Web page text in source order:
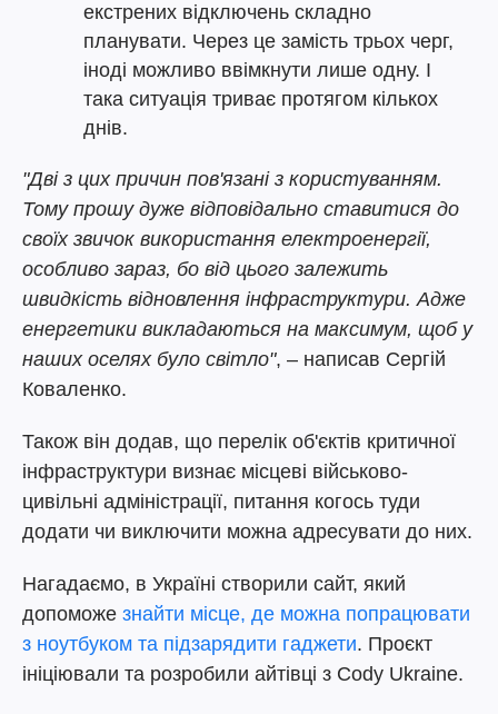
екстрених відключень складно
планувати. Через це замість трьох черг,
іноді можливо ввімкнути лише одну. І
така ситуація триває протягом кількох
днів.
"Дві з цих причин пов'язані з користуванням.
Тому прошу дуже відповідально ставитися до
своїх звичок використання електроенергії,
особливо зараз, бо від цього залежить
швидкість відновлення інфраструктури. Адже
енергетики викладаються на максимум, щоб у
наших оселях було світло", – написав Сергій
Коваленко.
Також він додав, що перелік об'єктів критичної
інфраструктури визнає місцеві військово-
цивільні адміністрації, питання когось туди
додати чи виключити можна адресувати до них.
Нагадаємо, в Україні створили сайт, який
допоможе знайти місце, де можна попрацювати
з ноутбуком та підзарядити гаджети. Проєкт
ініціювали та розробили айтівці з Cody Ukraine.